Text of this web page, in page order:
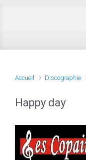
Accueil Discographie
Happy day